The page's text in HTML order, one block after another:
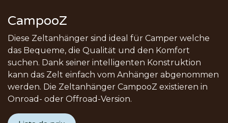
CampooZ
Diese Zeltanhänger sind ideal für Camper welche
das Bequeme, die Qualität und den Komfort
suchen. Dank seiner intelligenten Konstruktion
kann das Zelt einfach vom Anhänger abgenommen
werden. Die Zeltanhänger CampooZ existieren in
Onroad- oder Offroad-Version.